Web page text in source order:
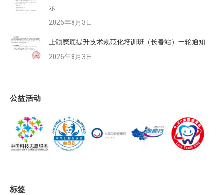
示
2026年8月3日
上颌窦底提升技术规范化培训班（长春站）一轮通知
2026年8月3日
公益活动
标签